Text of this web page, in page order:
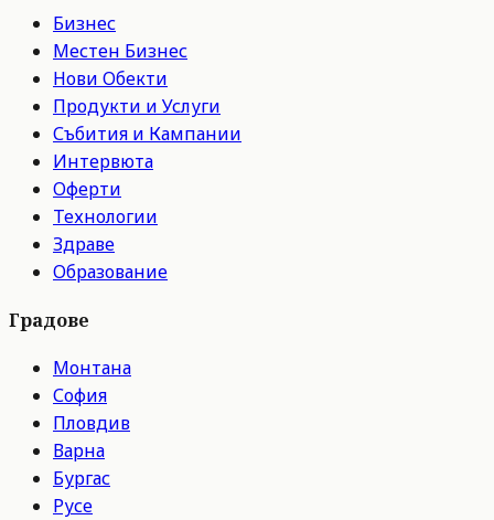
Бизнес
Местен Бизнес
Нови Обекти
Продукти и Услуги
Събития и Кампании
Интервюта
Оферти
Технологии
Здраве
Образование
Градове
Монтана
София
Пловдив
Варна
Бургас
Русе